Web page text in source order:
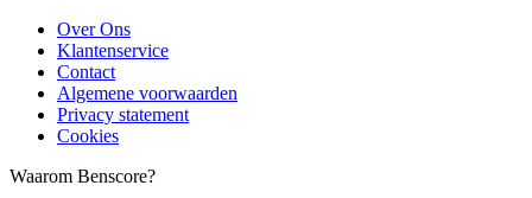
Over Ons
Klantenservice
Contact
Algemene voorwaarden
Privacy statement
Cookies
Waarom Benscore?